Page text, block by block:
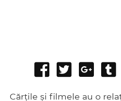
Share
Facebook
Tweet
Share
Cărțile și filmele au o